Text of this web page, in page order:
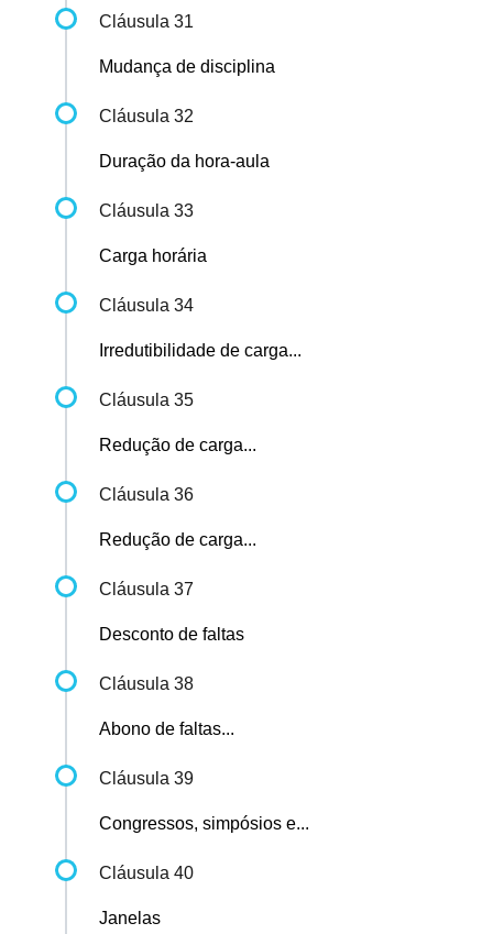
Cláusula 31
Mudança de disciplina
Cláusula 32
Duração da hora-aula
Cláusula 33
Carga horária
Cláusula 34
Irredutibilidade de carga...
Cláusula 35
Redução de carga...
Cláusula 36
Redução de carga...
Cláusula 37
Desconto de faltas
Cláusula 38
Abono de faltas...
Cláusula 39
Congressos, simpósios e...
Cláusula 40
Janelas